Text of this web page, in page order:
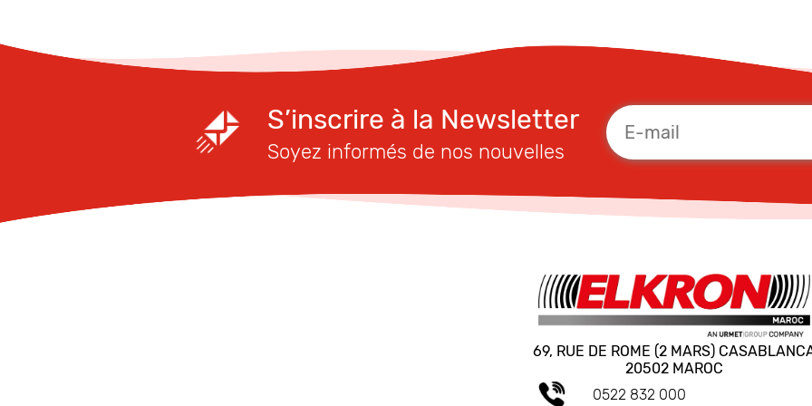
S’inscrire à la Newsletter
Soyez informés de nos nouvelles
69, RUE DE ROME (2 MARS)
20502 MAROC
0522 832 000